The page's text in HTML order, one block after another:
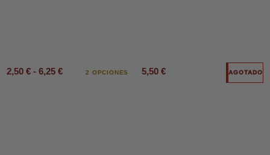
2,50 € - 6,25 € 2 OPCIONES 5,50 € AGOTADO